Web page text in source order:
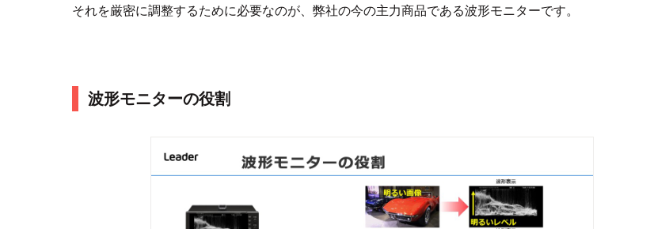
それを厳密に調整するために必要なのが、弊社の今の主力商品である波形モニターです。
波形モニターの役割